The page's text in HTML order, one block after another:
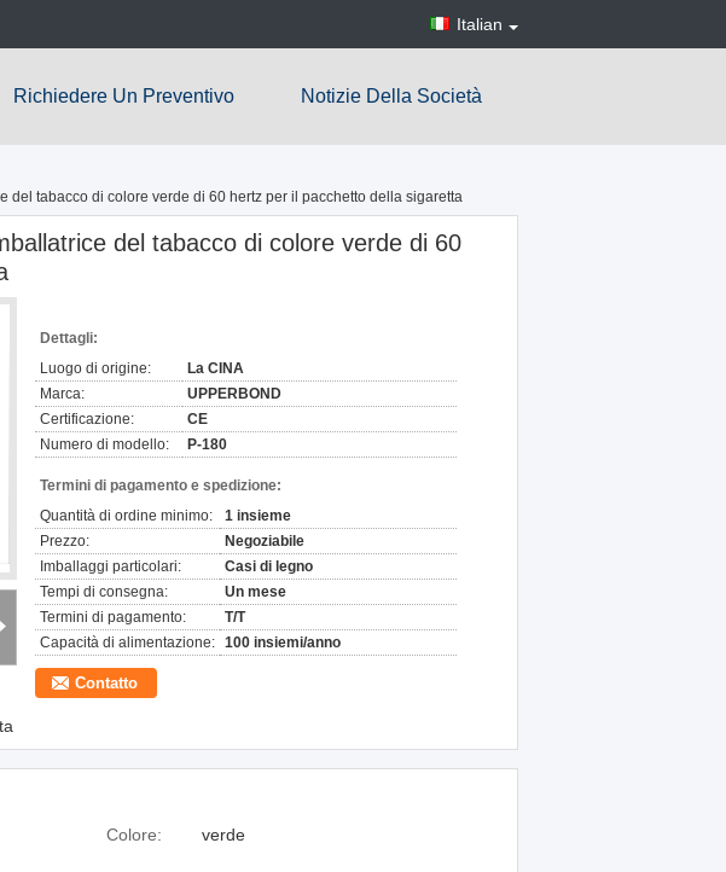
Italian
Richiedere Un Preventivo Notizie Della Società
del tabacco di colore verde di 60 hertz per il pacchetto della sigaretta
del tabacco di colore verde di 60
Dettagli:
Luogo di origine:
La CINA
Marca:
UPPERBOND
Certificazione:
CE
Numero di modello:
P-180
Termini di pagamento e spedizione:
Quantità di ordine minimo:
1 insieme
Prezzo:
Negoziabile
Imballaggi particolari:
Casi di legno
Tempi di consegna:
Un mese
Termini di pagamento:
T/T
Capacità di alimentazione: 100 insiemi/anno
Contatto
Colore: verde